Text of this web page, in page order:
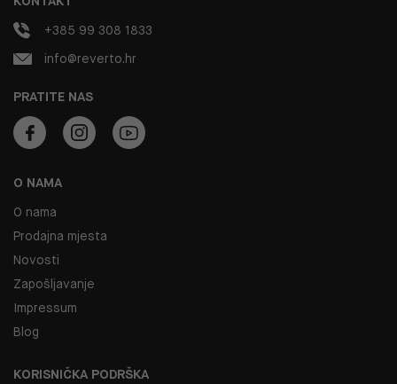
O NAMA
O nama
Prodajna mjesta
Novosti
Zapošljavanje
Impressum
Blog
KORISNIČKA PODRŠKA
PRATITE NAS
+385 99 308 1833
info@reverto.hr